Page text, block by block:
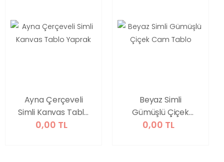
Ayna Çerçeveli
Simli Kanvas Tablo
Yaprak
0,00 TL
Beyaz Simli
Gümüşlü Çiçek
Cam Tablo
0,00 TL